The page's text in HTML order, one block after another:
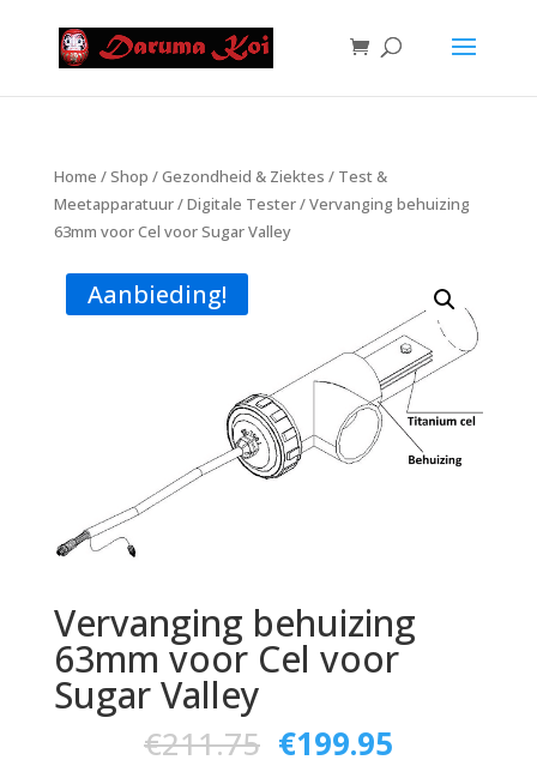
Home /Shop /Gezondheid & Ziektes / Test &
Meetapparatuur/Digitale Tester/ Vervanging behuizing
63mm voor Cel voor Sugar Valley
Aanbieding!
Vervanging behuizing
63mm voor Cel voor
Sugar Valley
€211.75 €199.95